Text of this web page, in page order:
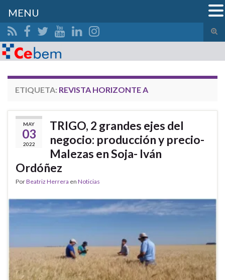
el
Search for:
ETIQUETA: REVISTA HORIZONTE A
MAY
03
2022
TRIGO, 2 grandes ejes del
negocio: producción y precio-
Malezas en Soja- Iván
Ordóñez
PorBeatriz Herrera en Noticias
MENU